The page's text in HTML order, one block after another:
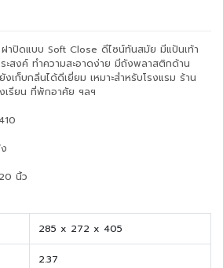
าปิดแบบ Soft Close ดีไซน์ทันสมัย มีแป้นเท้า
สงค์ ทำความสะอาดง่าย มีถังพลาสติกด้าน
งเก็บกลิ่นได้ดีเยี่ยม เหมาะสำหรับโรงแรม ร้าน
เรียน ที่พักอาศัย ฯลฯ
นิ้ว
285 x 272 x 405
2.37